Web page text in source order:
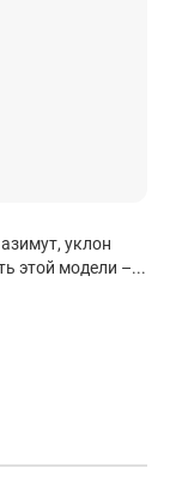
уклон
этой модели –...